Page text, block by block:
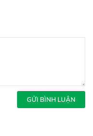
GỬI BÌNH LUẬN